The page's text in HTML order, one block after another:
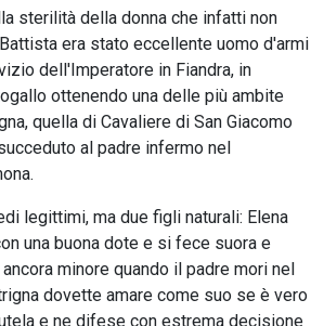
sterilità della donna che infatti non
era stato eccellente uomo d'armi
dell'Imperatore in Fiandra, in
ottenendo una delle più ambite
quella di Cavaliere di San Giacomo
al padre infermo nel
legittimi, ma due figli naturali: Elena
una buona dote e si fece suora e
minore quando il padre mori nel
dovette amare come suo se è vero
e ne difese con estrema decisione